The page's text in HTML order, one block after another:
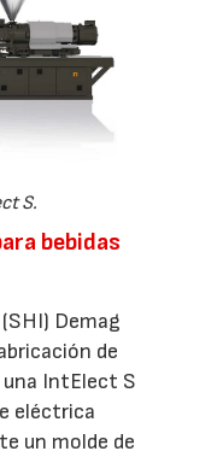
S.
bebidas
Demag
de
una IntElect S
eléctrica
un molde de